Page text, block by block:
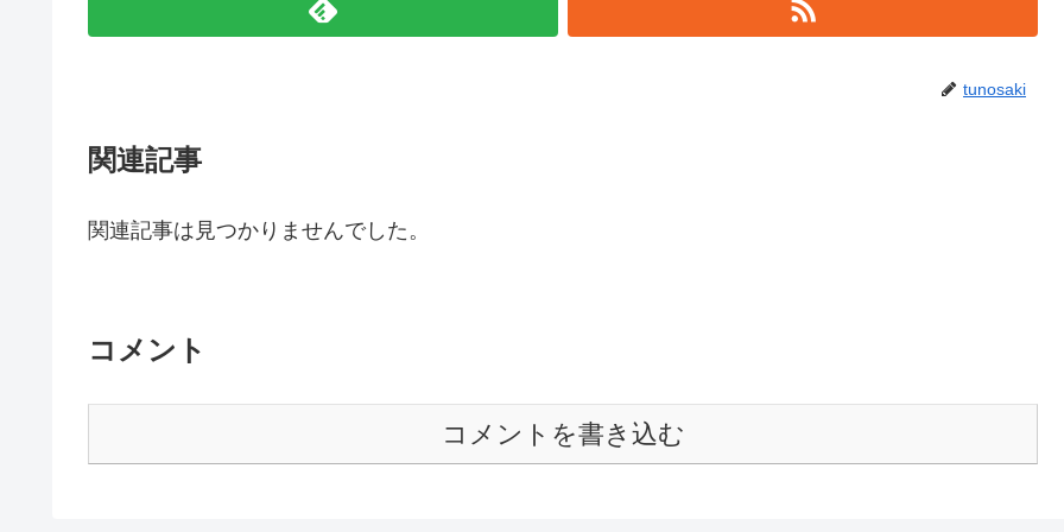
tunosaki
関連記事
関連記事は見つかりませんでした。
コメント
コメントを書き込む